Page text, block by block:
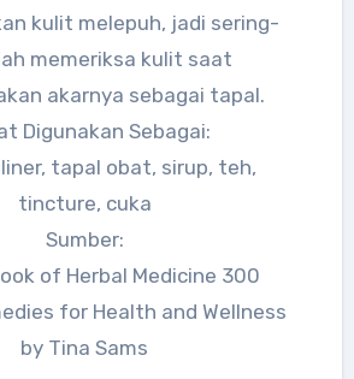
kulit melepuh, jadi sering-
memeriksa kulit saat
akarnya sebagai tapal.
Digunakan Sebagai:
tapal obat, sirup, teh,
tincture, cuka
Sumber:
of Herbal Medicine 300
for Health and Wellness
by Tina Sams
Sakit Tenggorokan
Baik untuk Antivirus